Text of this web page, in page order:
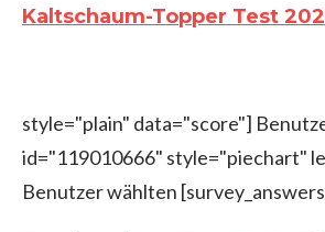
Kaltschaum-Topper Test
style="plain" data="score"]
id="119010666" style="piechart"
Benutzer wählten